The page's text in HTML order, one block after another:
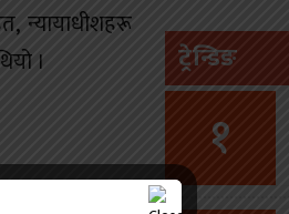
न्यायाधीशहरू
।
ट्रेन्डिङ
१